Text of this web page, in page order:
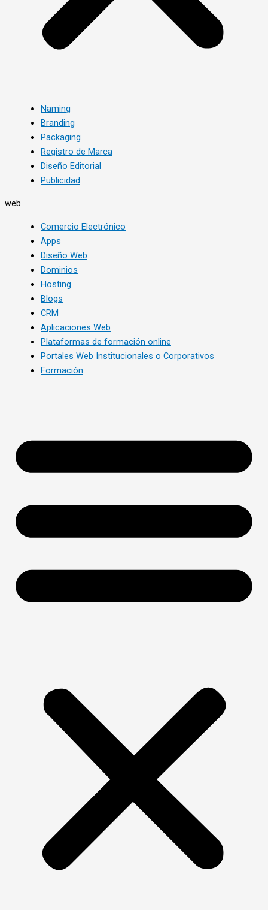
Naming
Branding
Packaging
Registro de Marca
Diseño Editorial
Publicidad
web
Comercio Electrónico
Apps
Diseño Web
Dominios
Hosting
Blogs
CRM
Aplicaciones Web
Plataformas de formación online
Portales Web Institucionales o Corporativos
Formación